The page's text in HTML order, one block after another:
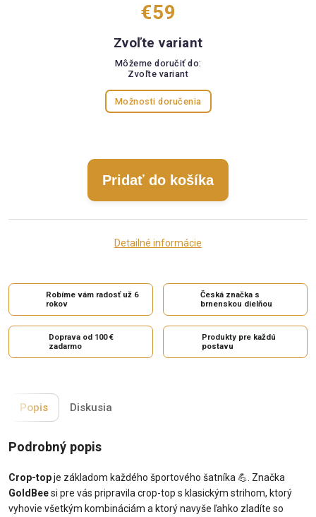
€59
Zvoľte variant
Môžeme doručiť do:
Zvoľte variant
Možnosti doručenia
Pridať do košíka
Detailné informácie
Robíme vám radosť už 6
rokov
Česká značka s
brnenskou dielňou
Doprava od 100 €
zadarmo
Produkty pre každú
postavu
Popis Diskusia
Podrobný popis
Crop-topje základom každého športového šatníka 💪. Značka
GoldBeesi pre vás pripravila crop-top s klasickým strihom, ktorý
vyhovie všetkým kombináciám a ktorý navyše ľahko zladíte so